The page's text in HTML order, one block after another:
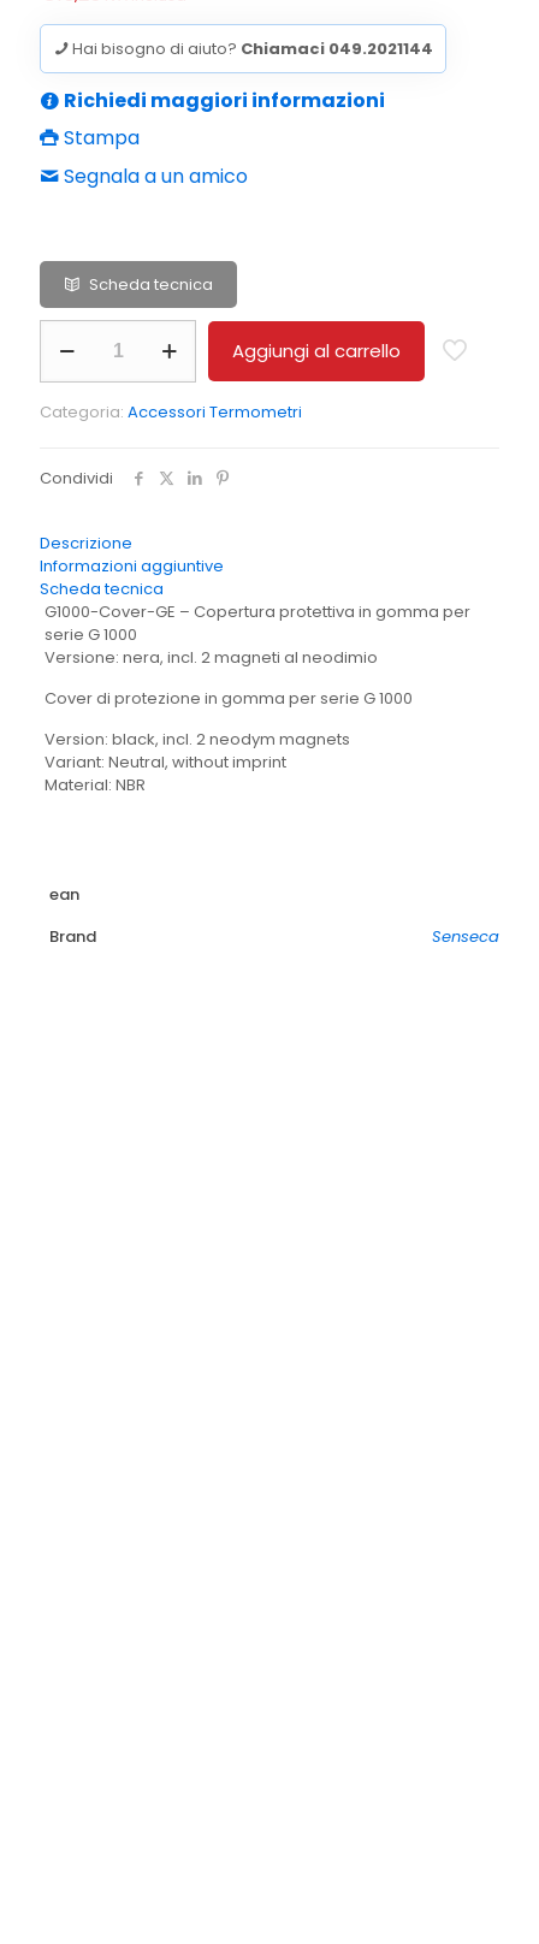
Hai bisogno di aiuto? Chiamaci 049.2021144
Richiedi maggiori informazioni
Stampa
Segnala a un amico
Scheda tecnica
G1000-
Cover-
Copertura
protezione
in
per
serie
ECO-
line
/
G
quantità
Aggiungi al carrello
Categoria: Accessori Termometri
Condividi
Descrizione
Informazioni aggiuntive
Scheda tecnica
G1000-Cover-GE – Copertura protettiva in gomma per
serie G 1000
Versione: nera, incl. 2 magneti al neodimio
Cover di protezione in gomma per serie G 1000
Version: black, incl. 2 neodym magnets
Variant: Neutral, without imprint
Material: NBR
ean
Brand
Senseca